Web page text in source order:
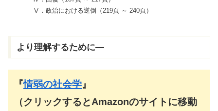
Ⅴ．政治における逆倒（219頁 ～ 240頁）
より理解するために―
『情弱の社会学』
（クリックするとAmazonのサイトに移動